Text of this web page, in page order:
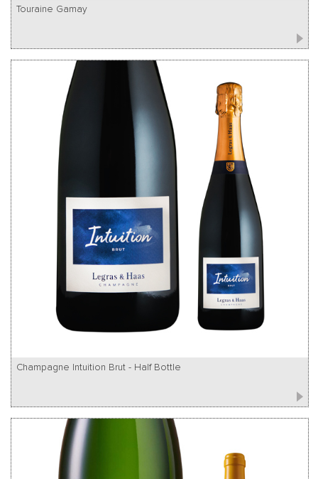
Touraine Gamay
Champagne Intuition Brut - Half Bottle